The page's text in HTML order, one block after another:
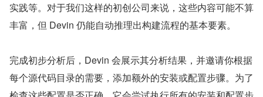
实践等。对于我们这样的初创公司来说，这些内容可能不算
丰富，但 Devin 仍能自动推理出构建流程的基本要素。
完成初步分析后，Devin 会展示其分析结果，并邀请你根据
每个源代码目录的需要，添加额外的安装或配置步骤。为了